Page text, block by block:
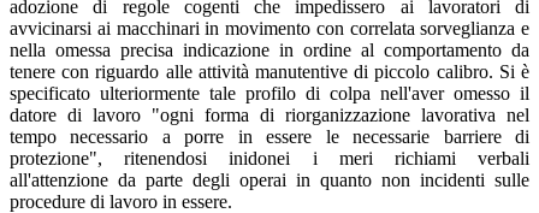
adozione di regole cogenti che impedissero ai lavoratori di
avvicinarsi ai macchinari in movimento con correlata sorveglianza e
nella omessa precisa indicazione in ordine al comportamento da
tenere con riguardo alle attività manutentive di piccolo calibro. Si è
specificato ulteriormente tale profilo di colpa nell'aver omesso il
datore di lavoro "ogni forma di riorganizzazione lavorativa nel
tempo necessario a porre in essere le necessarie barriere di
protezione", ritenendosi inidonei i meri richiami verbali
all'attenzione da parte degli operai in quanto non incidenti sulle
procedure di lavoro in essere.